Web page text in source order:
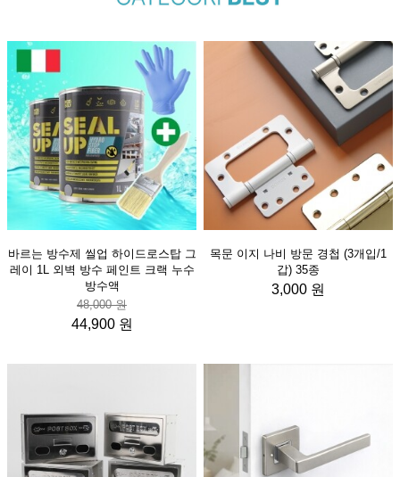
바르는 방수제 씰업 하이드로스탑 그
레이 1L 외벽 방수 페인트 크랙 누수
방수액
48,000 원
44,900 원
목문 이지 나비 방문 경첩 (3개입/1
갑) 35종
3,000 원